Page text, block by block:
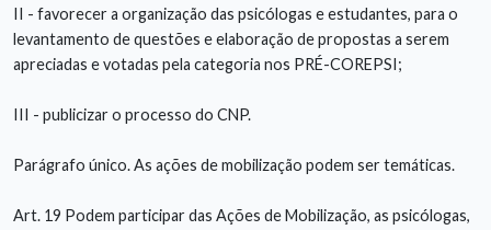
II - favorecer a organização das psicólogas e estudantes, para o
levantamento de questões e elaboração de propostas a serem
apreciadas e votadas pela categoria nos PRÉ-COREPSI;
III - publicizar o processo do CNP.
Parágrafo único. As ações de mobilização podem ser temáticas.
Art. 19 Podem participar das Ações de Mobilização, as psicólogas,